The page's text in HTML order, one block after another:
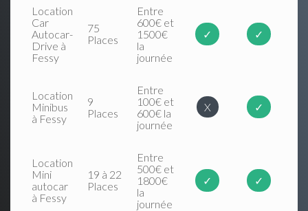
Location
Car
Autocar-
Drive à
Fessy
75
Places
Entre
600€ et
1500€
la
journée
✓ ✓
Location
Minibus
à Fessy
9
Places
Entre
100€ et
600€ la
journée
X ✓
Location
Mini
autocar
à Fessy
19 à 22
Places
Entre
500€ et
1800€
la
journée
✓ ✓